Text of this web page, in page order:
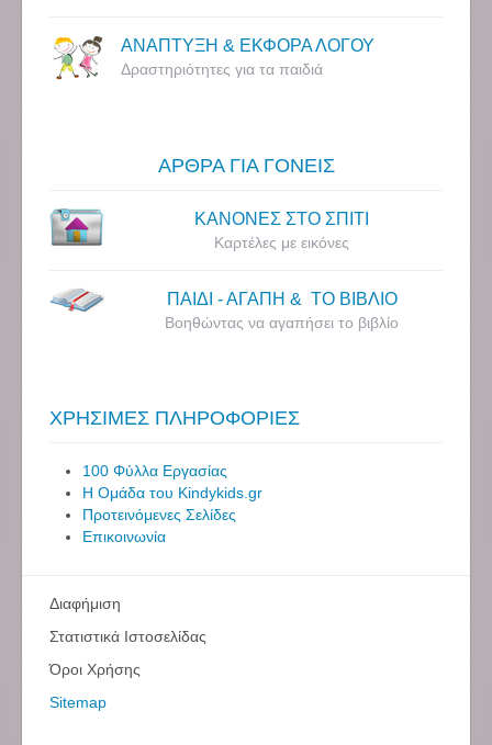
ΑΝΑΠΤΥΞΗ & ΕΚΦΟΡΑ ΛΟΓΟΥ
Δραστηριότητες για τα παιδιά
ΑΡΘΡΑ ΓΙΑ ΓΟΝΕΙΣ
ΚΑΝΟΝΕΣ ΣΤΟ ΣΠΙΤΙ
Καρτέλες με εικόνες
ΠΑΙΔΙ - ΑΓΑΠΗ & ΤΟ ΒΙΒΛΙΟ
Βοηθώντας να αγαπήσει το βιβλίο
ΧΡΗΣΙΜΕΣ ΠΛΗΡΟΦΟΡΙΕΣ
100 Φύλλα Εργασίας
Η Ομάδα του Kindykids.gr
Προτεινόμενες Σελίδες
Επικοινωνία
Διαφήμιση
Στατιστικά Ιστοσελίδας
Όροι Χρήσης
Sitemap